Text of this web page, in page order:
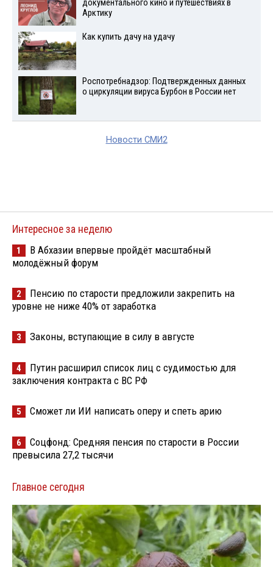
документального кино и путешествиях в
Арктику
Как купить дачу на удачу
Роспотребнадзор: Подтвержденных данных
о циркуляции вируса Бурбон в России нет
Новости СМИ2
Интересное за неделю
1
В Абхазии впервые пройдёт масштабный
молодёжный форум
2
Пенсию по старости предложили закрепить на
уровне не ниже 40% от заработка
3 Законы, вступающие в силу в августе
4
Путин расширил список лиц с судимостью для
заключения контракта с ВС РФ
5 Сможет ли ИИ написать оперу и спеть арию
6
Соцфонд: Средняя пенсия по старости в России
превысила 27,2 тысячи
Главное сегодня